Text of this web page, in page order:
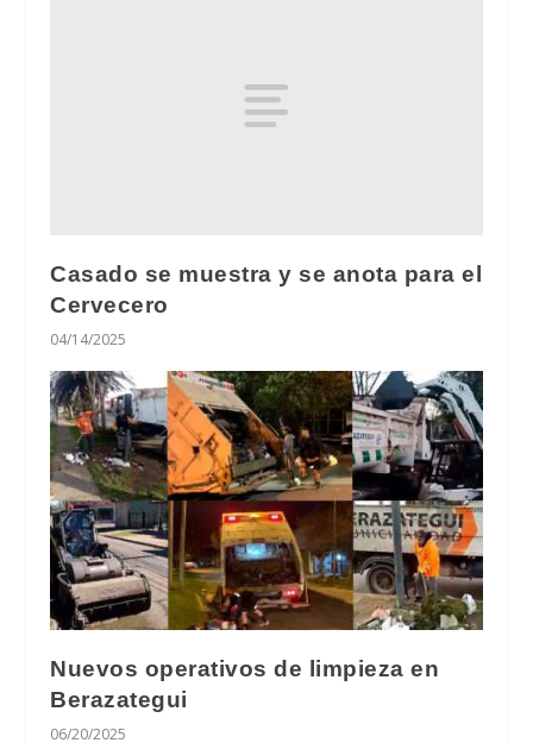
Casado se muestra y se anota para el
Cervecero
04/14/2025
Nuevos operativos de limpieza en
Berazategui
06/20/2025